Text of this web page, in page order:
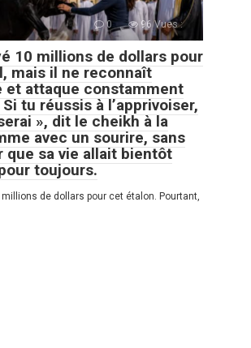
0 96 Vues :
10 millions de dollars pour
mais il ne reconnaît
et attaque constamment
tu réussis à l’apprivoiser,
», dit le cheikh à la
avec un sourire, sans
que sa vie allait bientôt
toujours.
millions de dollars pour cet étalon. Pourtant,